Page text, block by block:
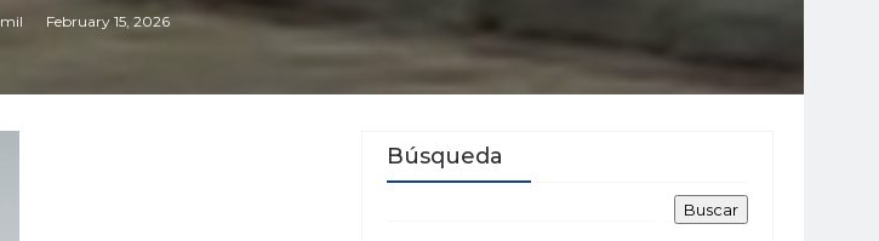
February 15, 2026
Búsqueda